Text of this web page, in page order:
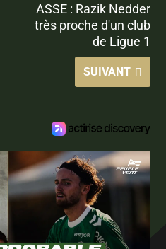
ASSE : Razik Nedder
très proche d'un club
de Ligue 1
SUIVANT